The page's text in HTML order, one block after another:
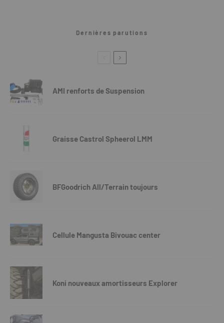
Dernières parutions
AMI renforts de Suspension
Graisse Castrol Spheerol LMM
BFGoodrich All/Terrain toujours
Cellule Mangusta Bivouac center
Koni nouveaux amortisseurs Explorer